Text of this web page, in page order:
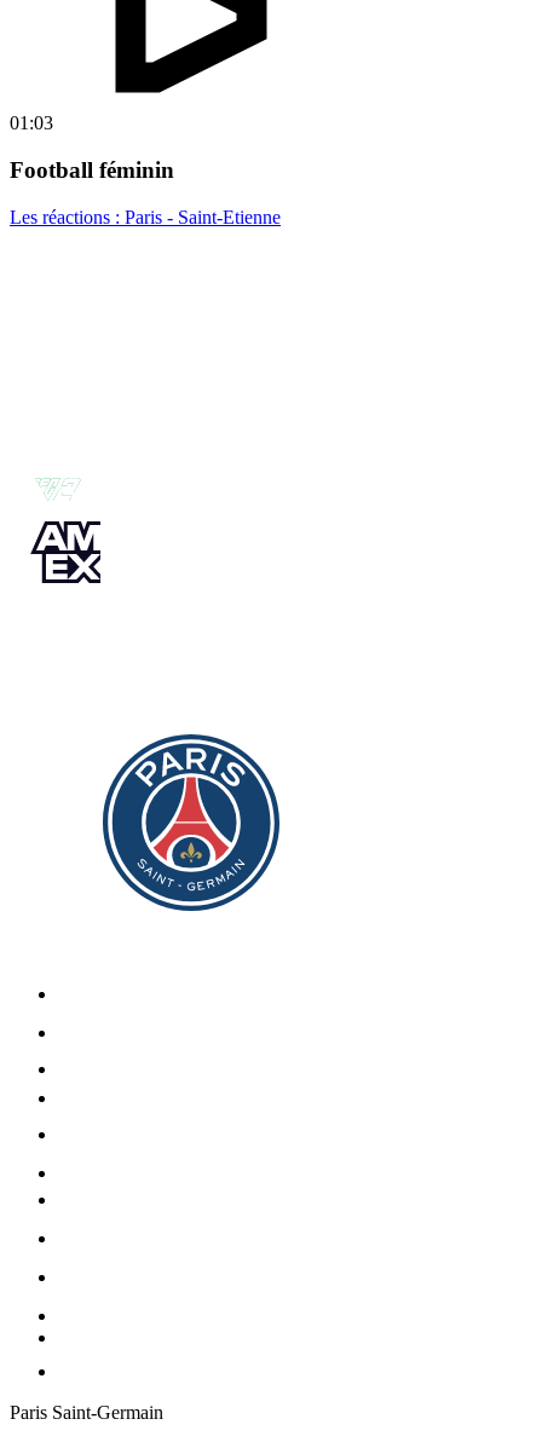
01:03
Football féminin
Les réactions : Paris - Saint-Etienne
Paris Saint-Germain